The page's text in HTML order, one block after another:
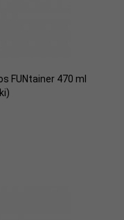
FUNtainer 470 ml